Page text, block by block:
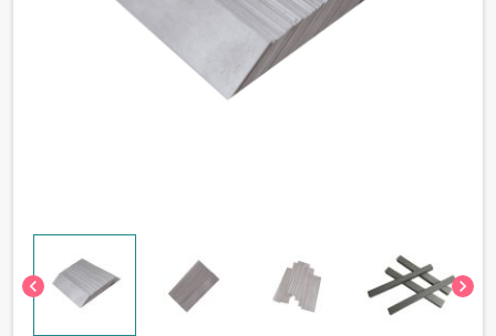
chevron_left chevron_right